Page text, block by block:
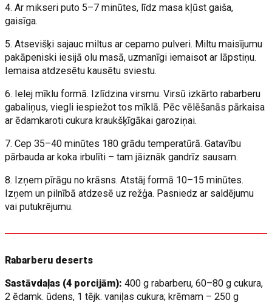
4. Ar mikseri puto 5–7 minūtes, līdz masa kļūst gaiša,
gaisīga.
5. Atsevišķi sajauc miltus ar cepamo pulveri. Miltu maisījumu
pakāpeniski iesijā olu masā, uzmanīgi iemaisot ar lāpstiņu.
Iemaisa atdzesētu kausētu sviestu.
6. Ielej mīklu formā. Izlīdzina virsmu. Virsū izkārto rabarberu
gabaliņus, viegli iespiežot tos mīklā. Pēc vēlēšanās pārkaisa
ar ēdamkaroti cukura kraukšķīgākai garoziņai.
7. Cep 35–40 minūtes 180 grādu temperatūrā. Gatavību
pārbauda ar koka irbulīti – tam jāiznāk gandrīz sausam.
8. Izņem pīrāgu no krāsns. Atstāj formā 10–15 minūtes.
Izņem un pilnībā atdzesē uz režģa. Pasniedz ar saldējumu
vai putukrējumu.
Rabarberu deserts
Sastāvdaļas (4 porcijām):400 g rabarberu, 60–80 g cukura,
2 ēdamk. ūdens, 1 tējk. vaniļas cukura; krēmam – 250 g